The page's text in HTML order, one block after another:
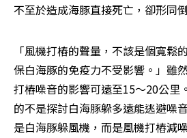
不至於造成海豚直接死亡，卻形同
「風機打樁的聲量，不該是個寬鬆
保白海豚的免疫力不受影響。」雖
打樁噪音的影響可遠至15～20公里
的不是探討白海豚躲多遠能逃避噪
是白海豚躲風機，而是風機打樁減